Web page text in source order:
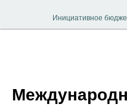
Инициативное